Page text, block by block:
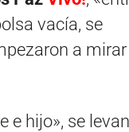
vacía, se
a
e hijo», se